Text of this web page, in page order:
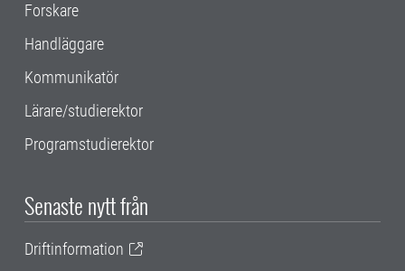
Forskare
Handläggare
Kommunikatör
Lärare/studierektor
Programstudierektor
Senaste nytt från
Driftinformation